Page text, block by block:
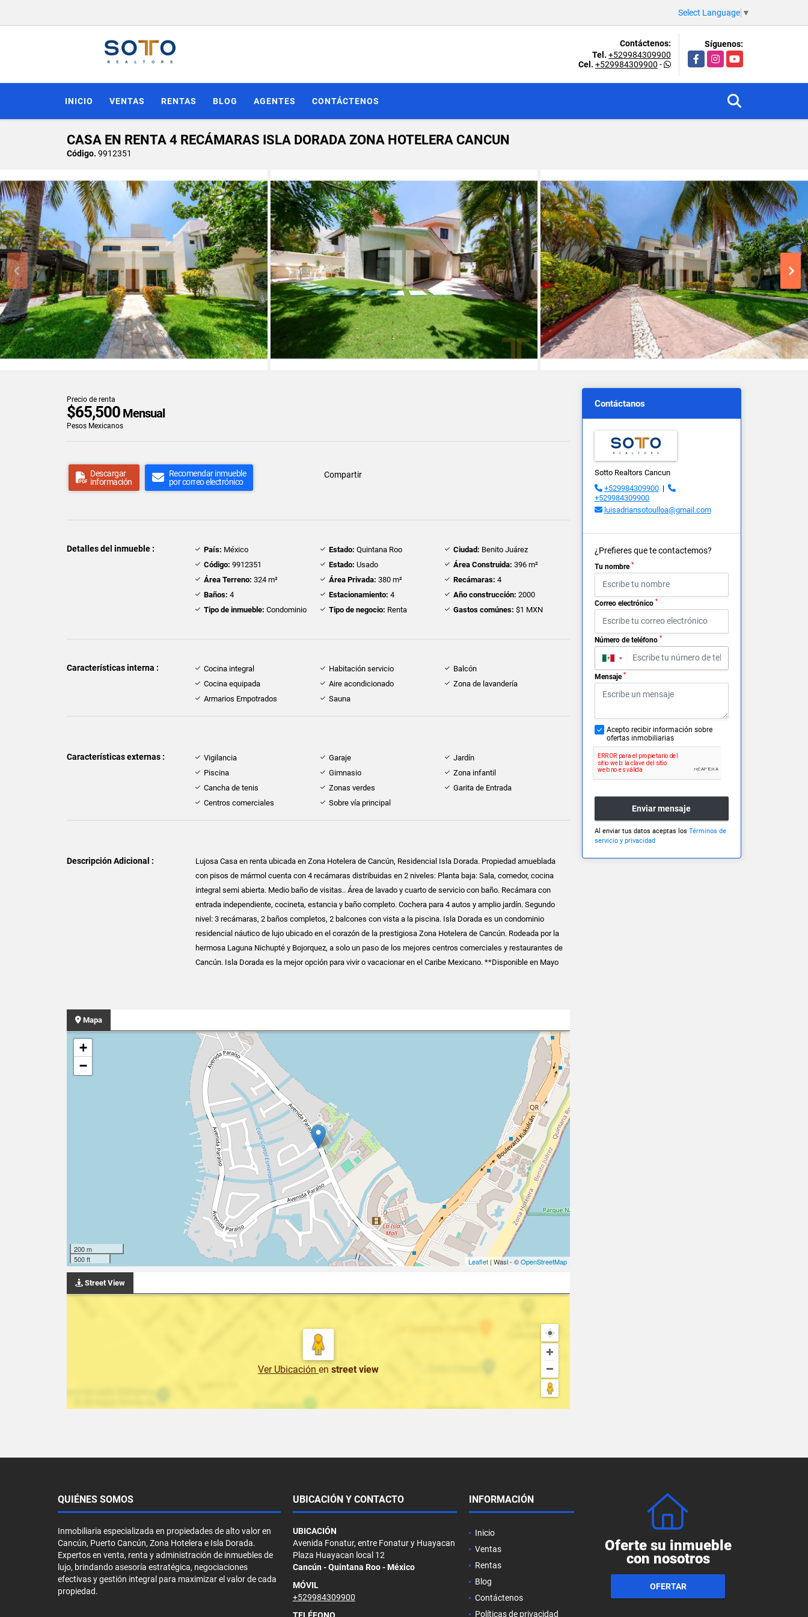
Select Language ▼
Contáctenos:
Tel. +529984309900
Cel. +529984309900 -
Síguenos:
FacebookInstagramYouTube
INICIO VENTAS RENTAS BLOG AGENTES CONTÁCTENOS
CASA EN RENTA 4 RECÁMARAS ISLA DORADA ZONA HOTELERA CANCUN
Código. 9912351
Precio de renta
$65,500 Mensual
Pesos Mexicanos
Descargar
información
Recomendar inmueble
por correo electrónico
Compartir
Detalles del inmueble : País: México Estado: Quintana Roo Ciudad: Benito Juárez
Código: 9912351 Estado: Usado Área Construida: 396 m²
Área Terreno: 324 m² Área Privada: 380 m² Recámaras: 4
Baños: 4 Estacionamiento: 4 Año construcción: 2000
Tipo de inmueble: Condominio Tipo de negocio: Renta Gastos comúnes: $1 MXN
Características interna : Cocina integral Habitación servicio
Balcón
Cocina equipada
Aire acondicionado
Zona de lavandería
Armarios Empotrados
Sauna
Características externas : Vigilancia Garaje
Jardín
Piscina
Gimnasio
Zona infantil
Cancha de tenis
Zonas verdes
Garita de Entrada
Centros comerciales
Sobre vía principal
Descripción Adicional :
Lujosa Casa en renta ubicada en Zona Hotelera de Cancún, Residencial Isla Dorada. Propiedad amueblada
con pisos de mármol cuenta con 4 recámaras distribuidas en 2 niveles: Planta baja: Sala, comedor, cocina
integral semi abierta. Medio baño de visitas.. Área de lavado y cuarto de servicio con baño. Recámara con
entrada independiente, cocineta, estancia y baño completo. Cochera para 4 autos y amplio jardín. Segundo
nivel: 3 recámaras, 2 baños completos, 2 balcones con vista a la piscina. Isla Dorada es un condominio
residencial náutico de lujo ubicado en el corazón de la prestigiosa Zona Hotelera de Cancún. Rodeada por la
hermosa Laguna Nichupté y Bojorquez, a solo un paso de los mejores centros comerciales y restaurantes de
Cancún. Isla Dorada es la mejor opción para vivir o vacacionar en el Caribe Mexicano. **Disponible en Mayo
Mapa
+
−
200 m
500 ft
Leaflet| Wasi - ©OpenStreetMap
Street View
Ver Ubicación en street view
Contáctanos
Sotto Realtors Cancun
+529984309900|
+529984309900
luisadriansotoulloa@gmail.com
¿Prefieres que te contactemos?
Tu nombre *
Correo electrónico *
Número de teléfono *
▼
Mensaje *
Acepto recibir información sobre
ofertas inmobiliarias
Enviar mensaje
Al enviar tus datos aceptas los Términos de
servicio y privacidad
QUIÉNES SOMOS
Inmobiliaria especializada en propiedades de alto valor en
Cancún, Puerto Cancún, Zona Hotelera e Isla Dorada.
Expertos en venta, renta y administración de inmuebles de
lujo, brindando asesoría estratégica, negociaciones
efectivas y gestión integral para maximizar el valor de cada
propiedad.
UBICACIÓN Y CONTACTO
UBICACIÓN
Avenida Fonatur, entre Fonatur y Huayacan
Plaza Huayacan local 12
Cancún - Quintana Roo - México
MÓVIL
+529984309900
INFORMACIÓN
Inicio
Ventas
Rentas
Blog
Contáctenos
Políticas de privacidad
Oferte su inmueble
con nosotros
OFERTAR